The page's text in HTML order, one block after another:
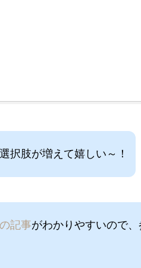
択肢が増えて嬉しい～！
記事がわかりやすいので、